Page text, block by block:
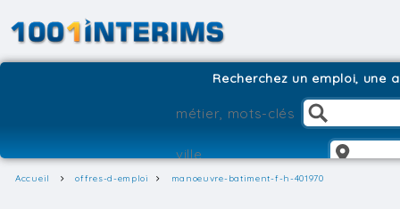
Recherchez un emploi, une
Accueil offres-d-emploi manoeuvre-batiment-f-h-401970